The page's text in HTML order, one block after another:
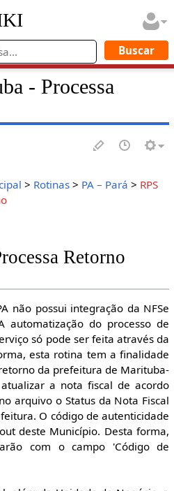
- Processa
> Rotinas> PA – Pará > RPS
Retorno
não possui integração da NFSe
automatização do processo de
só pode ser feita através da
esta rotina tem a finalidade
da prefeitura de Marituba-
a nota fiscal de acordo
arquivo o Status da Nota Fiscal
O código de autenticidade
deste Município. Desta forma,
com o campo 'Código de